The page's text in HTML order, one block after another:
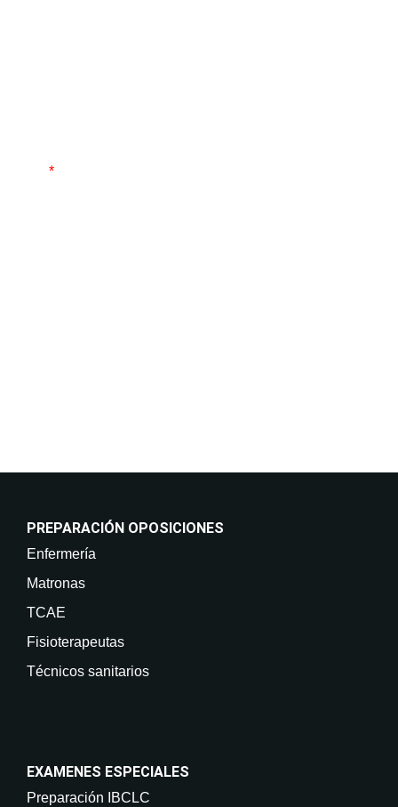
*Hacemos un trato totalmente respetuoso de tus
PREPARACIÓN OPOSICIONES
Enfermería
Matronas
TCAE
Fisioterapeutas
Técnicos sanitarios
EXAMENES ESPECIALES
Preparación IBCLC